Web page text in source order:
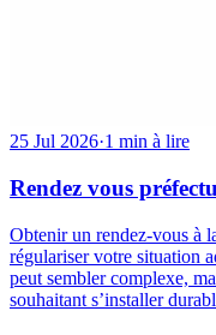
25 Jul 2026·1 min à lire
Rendez vous
Obtenir un rendez-vous à
régulariser votre situation
peut sembler complexe,
souhaitant s’installer